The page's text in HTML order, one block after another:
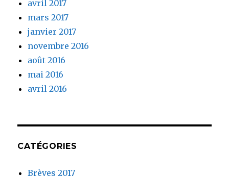
avril 2017
mars 2017
janvier 2017
novembre 2016
août 2016
mai 2016
avril 2016
CATÉGORIES
Brèves 2017